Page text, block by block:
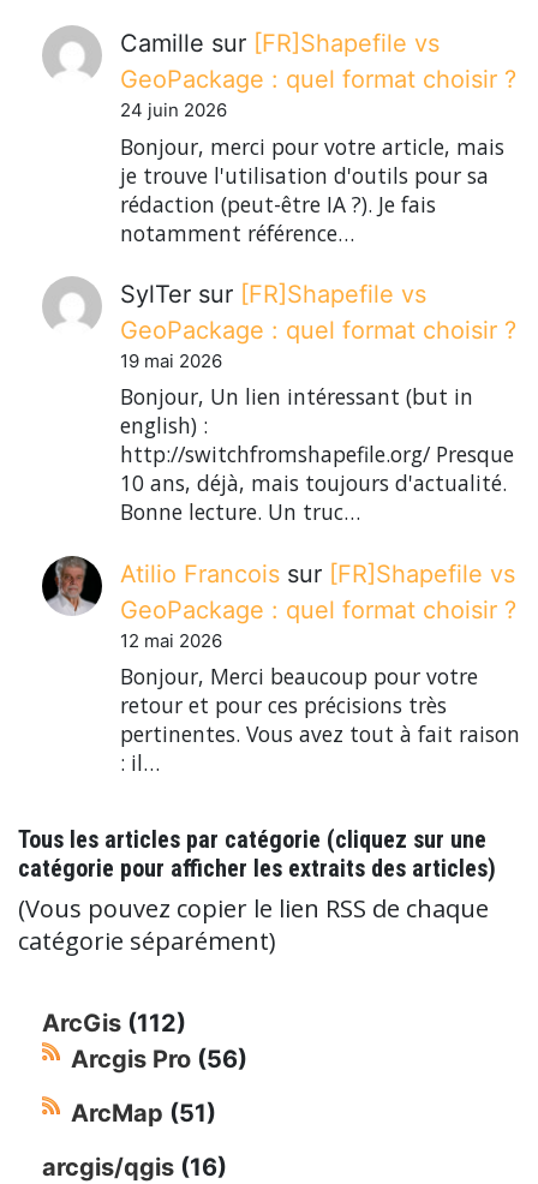
Camille sur [FR]Shapefile vs
GeoPackage : quel format choisir ?
24 juin 2026
Bonjour, merci pour votre article, mais
je trouve l'utilisation d'outils pour sa
rédaction (peut-être IA ?). Je fais
notamment référence…
SylTer sur [FR]Shapefile vs
GeoPackage : quel format choisir ?
19 mai 2026
Bonjour, Un lien intéressant (but in
english) :
http://switchfromshapefile.org/ Presque
10 ans, déjà, mais toujours d'actualité.
Bonne lecture. Un truc…
Atilio Francois sur [FR]Shapefile vs
GeoPackage : quel format choisir ?
12 mai 2026
Bonjour, Merci beaucoup pour votre
retour et pour ces précisions très
pertinentes. Vous avez tout à fait raison
: il…
Tous les articles par catégorie (cliquez sur une
catégorie pour afficher les extraits des articles)
(Vous pouvez copier le lien RSS de chaque
catégorie séparément)
ArcGis (112)
Arcgis Pro (56)
ArcMap (51)
arcgis/qgis (16)